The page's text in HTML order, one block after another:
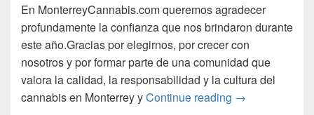
En MonterreyCannabis.com queremos agradecer
profundamente la confianza que nos brindaron durante
este año.Gracias por elegirnos, por crecer con
nosotros y por formar parte de una comunidad que
valora la calidad, la responsabilidad y la cultura del
cannabis en Monterrey yContinue reading Feliz navidad
→